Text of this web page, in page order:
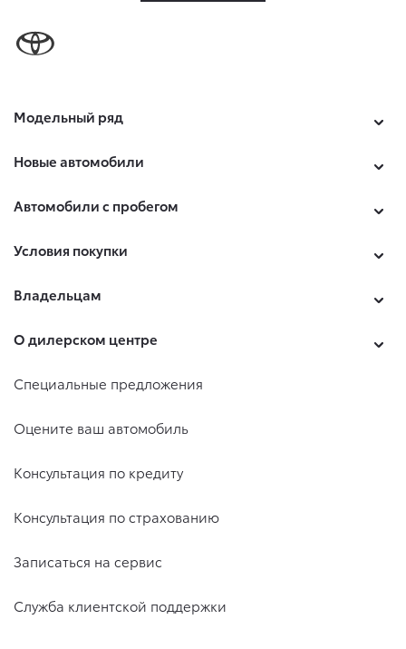
Модельный ряд
Новые автомобили
Автомобили с пробегом
Условия покупки
Владельцам
О дилерском центре
Специальные предложения
Оцените ваш автомобиль
Консультация по кредиту
Консультация по страхованию
Записаться на сервис
Служба клиентской поддержки